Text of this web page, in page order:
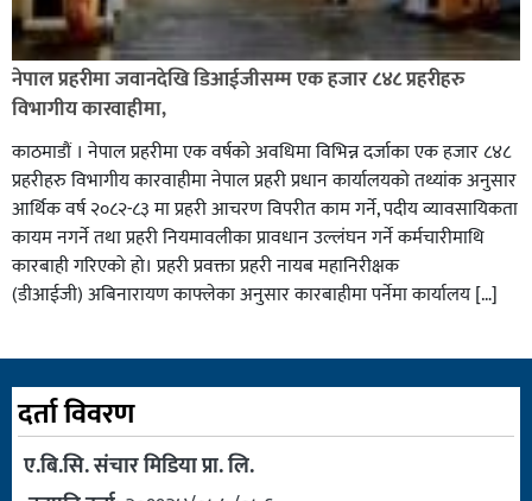
नेपाल प्रहरीमा जवानदेखि डिआईजीसम्म एक हजार ८४८ प्रहरीहरु
विभागीय कारवाहीमा,
काठमाडौं । नेपाल प्रहरीमा एक वर्षको अवधिमा विभिन्न दर्जाका एक हजार ८४८
प्रहरीहरु विभागीय कारवाहीमा नेपाल प्रहरी प्रधान कार्यालयको तथ्यांक अनुसार
आर्थिक वर्ष २०८२-८३ मा प्रहरी आचरण विपरीत काम गर्ने, पदीय व्यावसायिकता
कायम नगर्ने तथा प्रहरी नियमावलीका प्रावधान उल्लंघन गर्ने कर्मचारीमाथि
कारबाही गरिएको हो। प्रहरी प्रवक्ता प्रहरी नायब महानिरीक्षक
(डीआईजी) अबिनारायण काफ्लेका अनुसार कारबाहीमा पर्नेमा कार्यालय […]
दर्ता विवरण
ए.बि.सि. संचार मिडिया प्रा. लि.